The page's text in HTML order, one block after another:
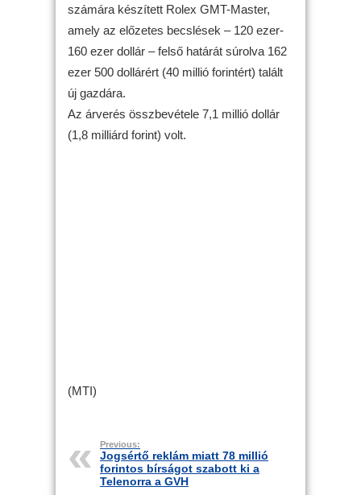
számára készített Rolex GMT-Master,
amely az előzetes becslések – 120 ezer-
160 ezer dollár – felső határát súrolva 162
ezer 500 dollárért (40 millió forintért) talált
új gazdára.
Az árverés összbevétele 7,1 millió dollár
(1,8 milliárd forint) volt.
(MTI)
Previous:
Jogsértő reklám miatt 78 millió
forintos bírságot szabott ki a
Telenorra a GVH